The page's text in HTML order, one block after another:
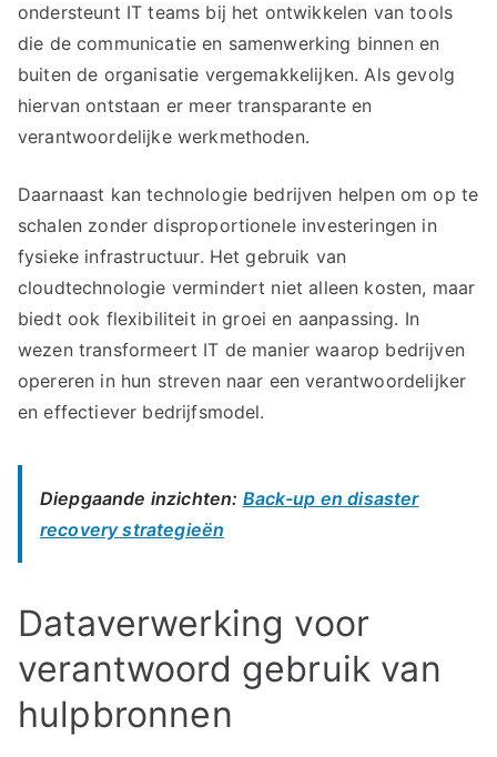
ondersteunt IT teams bij het ontwikkelen van tools
die de communicatie en samenwerking binnen en
buiten de organisatie vergemakkelijken. Als gevolg
hiervan ontstaan er meer transparante en
verantwoordelijke werkmethoden.
Daarnaast kan technologie bedrijven helpen om op te
schalen zonder disproportionele investeringen in
fysieke infrastructuur. Het gebruik van
cloudtechnologie vermindert niet alleen kosten, maar
biedt ook flexibiliteit in groei en aanpassing. In
wezen transformeert IT de manier waarop bedrijven
opereren in hun streven naar een verantwoordelijker
en effectiever bedrijfsmodel.
Diepgaande inzichten: Back-up en disaster
recovery strategieën
Dataverwerking voor
verantwoord gebruik van
hulpbronnen